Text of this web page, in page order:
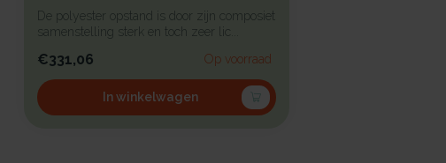
De polyester opstand is door zijn composiet
samenstelling sterk en toch zeer lic...
€331,06 Op voorraad
In winkelwagen